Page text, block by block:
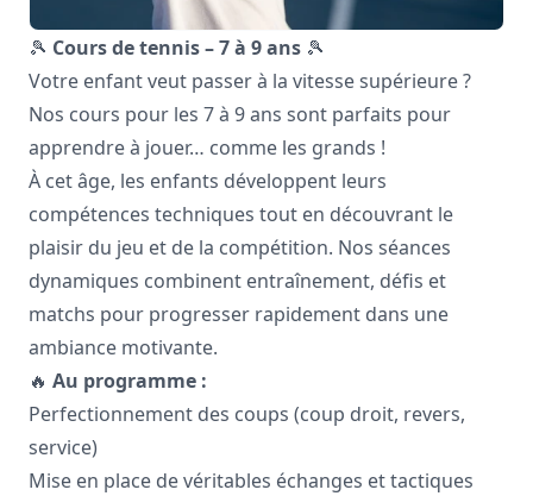
🎾 Cours de tennis – 7 à 9 ans 🎾
Votre enfant veut passer à la vitesse supérieure ?
Nos cours pour les 7 à 9 ans sont parfaits pour
apprendre à jouer… comme les grands !
À cet âge, les enfants développent leurs
compétences techniques tout en découvrant le
plaisir du jeu et de la compétition. Nos séances
dynamiques combinent entraînement, défis et
matchs pour progresser rapidement dans une
ambiance motivante.
🔥 Au programme :
Perfectionnement des coups (coup droit, revers,
service)
Mise en place de véritables échanges et tactiques